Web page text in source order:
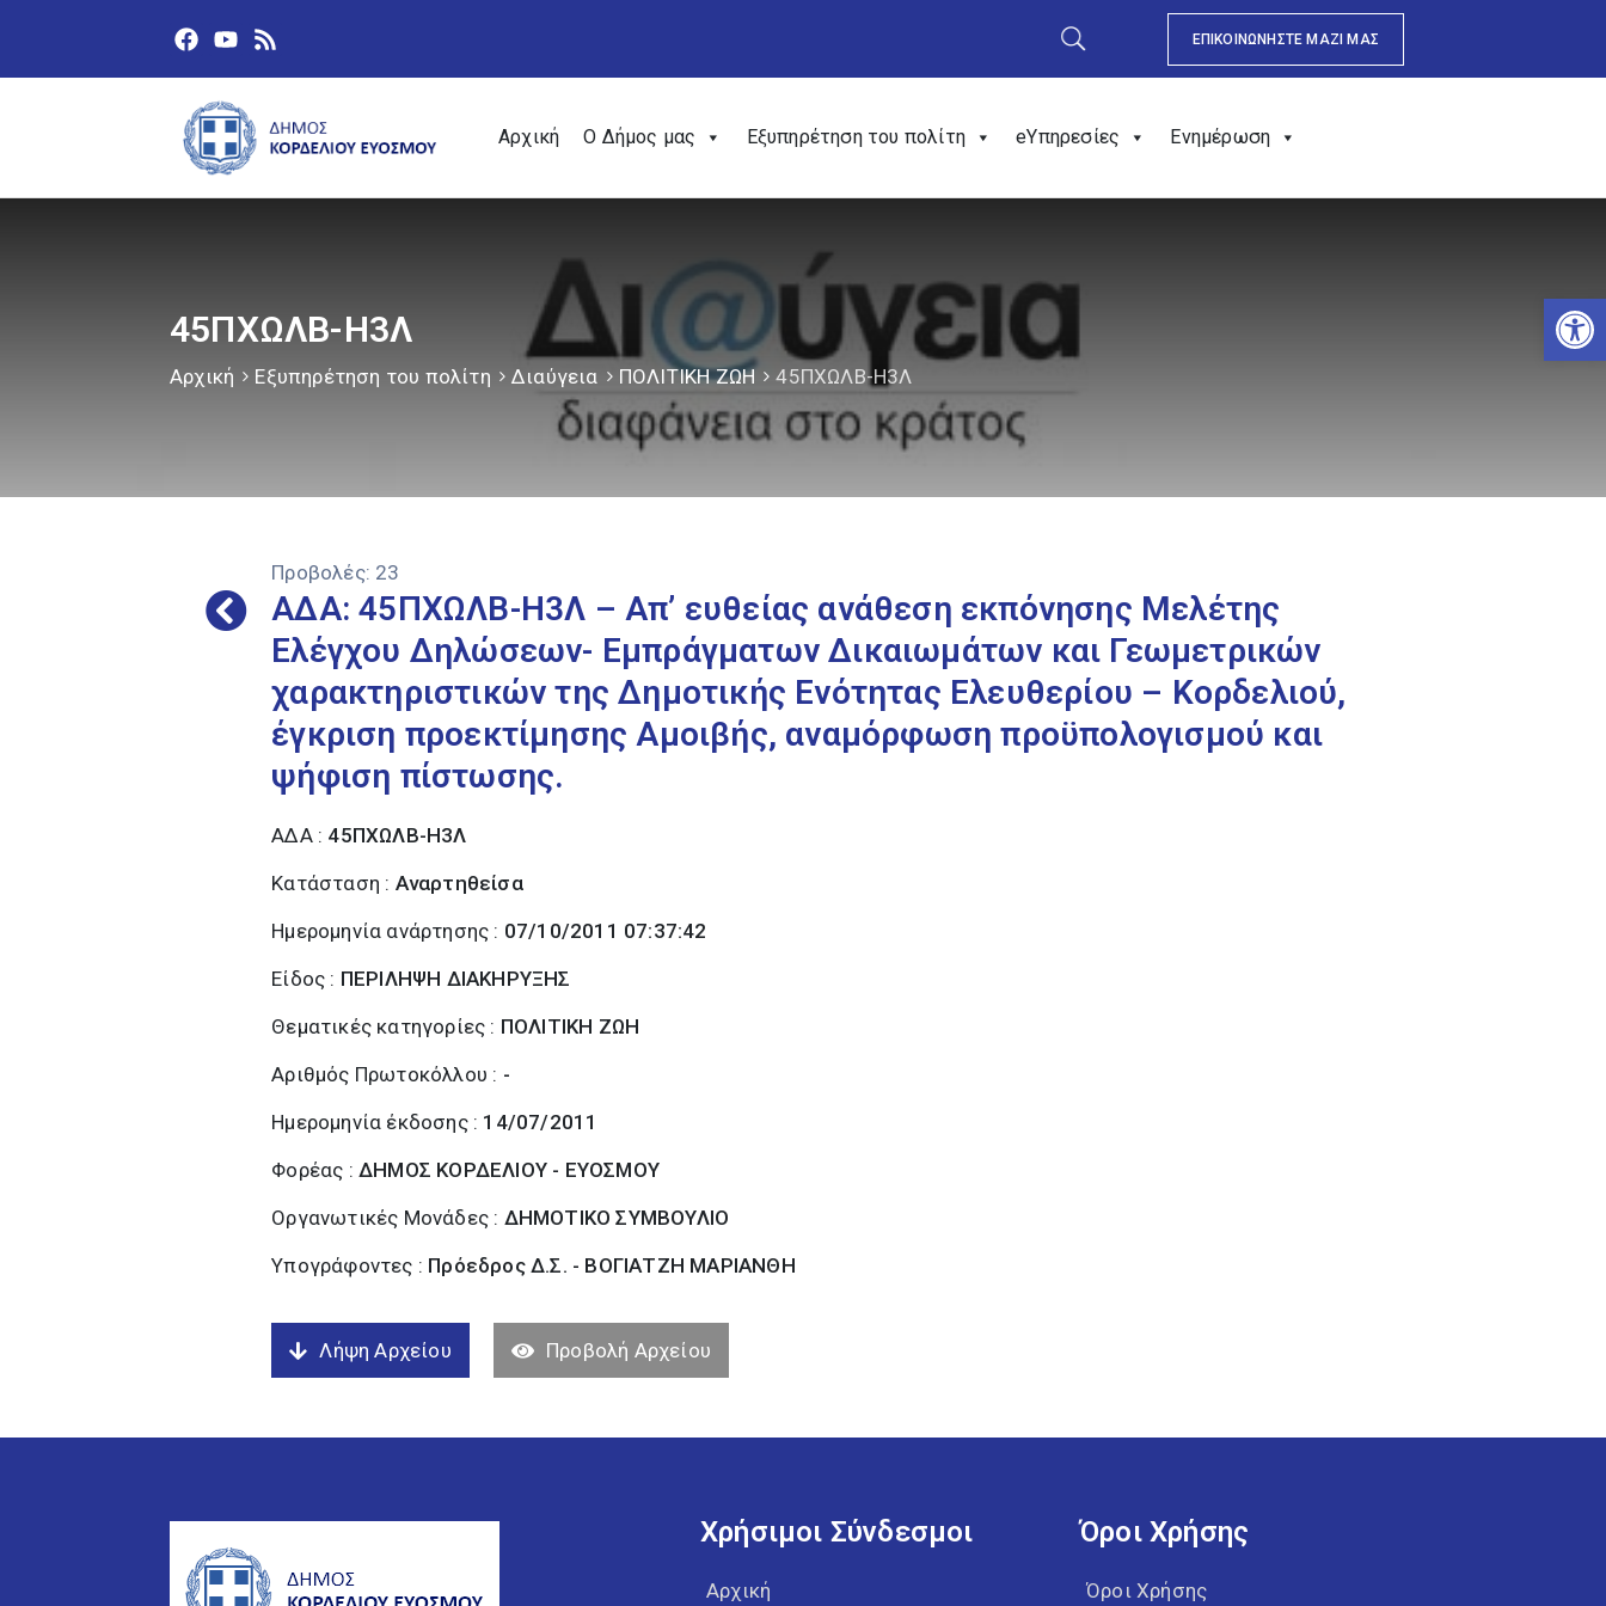
ΕΠΙΚΟΙΝΩΝΗΣΤΕ ΜΑΖΙ ΜΑΣ
Αρχική Ο Δήμος μας Εξυπηρέτηση του πολίτη eΥπηρεσίες Ενημέρωση
45ΠΧΩΛΒ-Η3Λ
Αρχική Εξυπηρέτηση του πολίτη Διαύγεια ΠΟΛΙΤΙΚΗ ΖΩΗ 45ΠΧΩΛΒ-Η3Λ
Προβολές: 23
ΑΔΑ: 45ΠΧΩΛΒ-Η3Λ – Απ’ ευθείας ανάθεση εκπόνησης Μελέτης
Ελέγχου Δηλώσεων- Εμπράγματων Δικαιωμάτων και Γεωμετρικών
χαρακτηριστικών της Δημοτικής Ενότητας Ελευθερίου – Κορδελιού,
έγκριση προεκτίμησης Αμοιβής, αναμόρφωση προϋπολογισμού και
ψήφιση πίστωσης.
ΑΔΑ : 45ΠΧΩΛΒ-Η3Λ
Κατάσταση : Αναρτηθείσα
Ημερομηνία ανάρτησης : 07/10/2011 07:37:42
Είδος : ΠΕΡΙΛΗΨΗ ΔΙΑΚΗΡΥΞΗΣ
Θεματικές κατηγορίες : ΠΟΛΙΤΙΚΗ ΖΩΗ
Αριθμός Πρωτοκόλλου : -
Ημερομηνία έκδοσης : 14/07/2011
Φορέας :ΔΗΜΟΣ ΚΟΡΔΕΛΙΟΥ - ΕΥΟΣΜΟΥ
Οργανωτικές Μονάδες : ΔΗΜΟΤΙΚΟ ΣΥΜΒΟΥΛΙΟ
Υπογράφοντες : Πρόεδρος Δ.Σ. - ΒΟΓΙΑΤΖΗ ΜΑΡΙΑΝΘΗ
Λήψη Αρχείου Προβολή Αρχείου
Χρήσιμοι Σύνδεσμοι
Αρχική
Όροι Χρήσης
Όροι Χρήσης